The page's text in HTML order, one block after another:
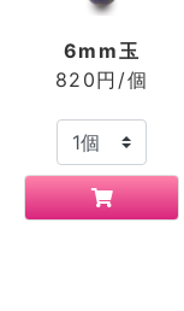
6mm玉
820円/個